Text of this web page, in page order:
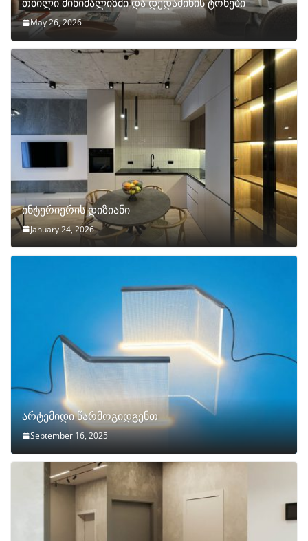
May 26, 2026
ინტერიერის დიზიანი
January 24, 2026
არტემიდი წარმოგიდგენთ
September 16, 2025